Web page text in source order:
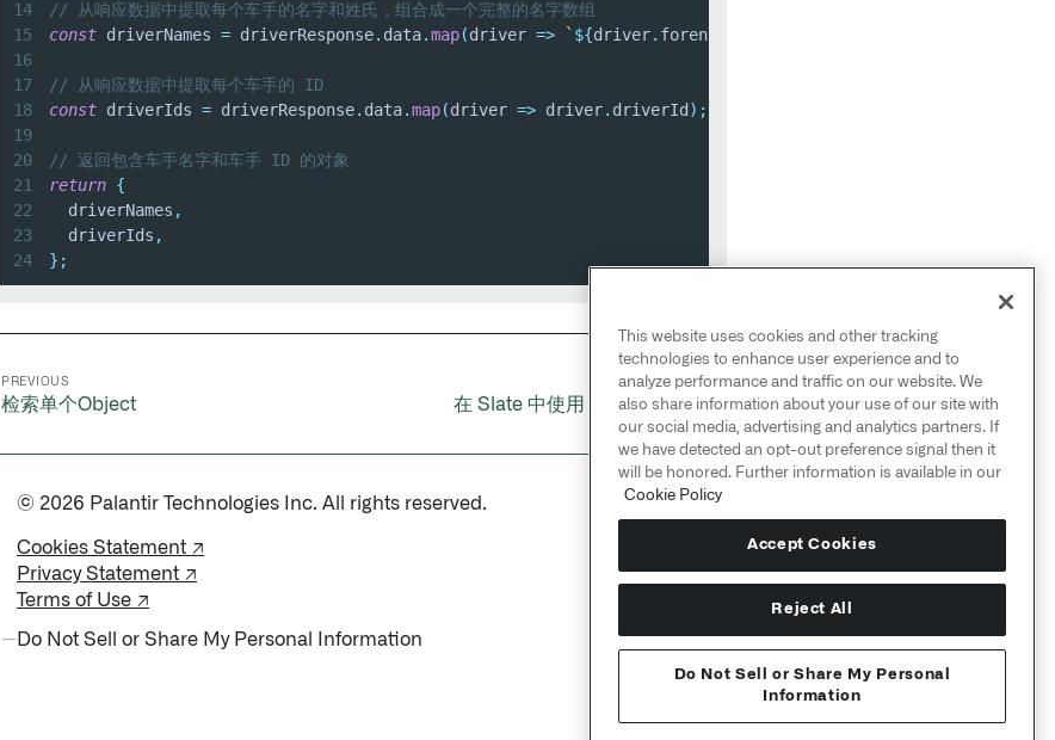
14
// 从响应数据中提取每个车手的名字和姓氏，组合成一个完整的名字数组
15
const driverNames = driverResponse. data.map(driver => ` ${driver. forename
16
17
// 从响应数据中提取每个车手的 ID
18
const driverIds = driverResponse. data.map(driver => driver. driverId) ;
19
20
// 返回包含车手名字和车手 ID 的对象
21
return {
22
  driverNames
,
23
  driverIds
,
24
} ;
PREVIOUS
检索单个Object
NEXT
在 Slate 中使用 Foundry 函数→
© 2026 Palantir Technologies Inc. All rights reserved.
Cookies Statement ↗
Privacy Statement ↗
Terms of Use ↗
Do Not Sell or Share My Personal Information
This website uses cookies and other tracking
technologies to enhance user experience and to
analyze performance and traffic on our website. We
also share information about your use of our site with
our social media, advertising and analytics partners. If
we have detected an opt-out preference signal then it
will be honored. Further information is available in our
Cookie Policy
Accept Cookies
Reject All
Do Not Sell or Share My Personal
Information